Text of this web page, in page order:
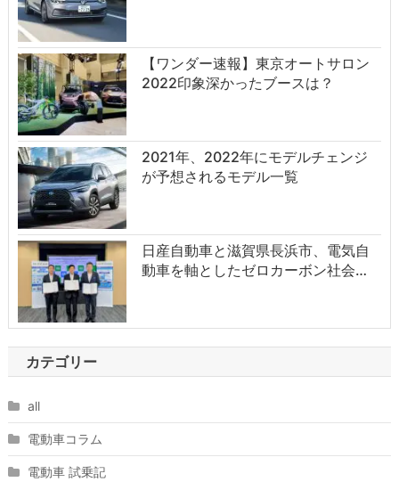
【ワンダー速報】東京オートサロン
2022印象深かったブースは？
2021年、2022年にモデルチェンジ
が予想されるモデル一覧
日産自動車と滋賀県長浜市、電気自
動車を軸としたゼロカーボン社会…
カテゴリー
all
電動車コラム
電動車 試乗記